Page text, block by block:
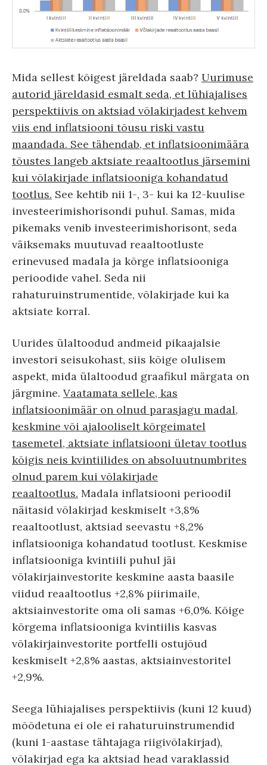
Mida sellest kõigest järeldada saab? Uurimuse
autorid järeldasid esmalt seda, et lühiajalises
perspektiivis on aktsiad võlakirjadest kehvem
viis end inflatsiooni tõusu riski vastu
maandada. See tähendab, et inflatsioonimäära
tõustes langeb aktsiate reaaltootlus järsemini
kui võlakirjade inflatsiooniga kohandatud
tootlus. See kehtib nii 1-, 3- kui ka 12-kuulise
investeerimishorisondi puhul. Samas, mida
pikemaks venib investeerimishorisont, seda
väiksemaks muutuvad reaaltootluste
erinevused madala ja kõrge inflatsiooniga
perioodide vahel. Seda nii
rahaturuinstrumentide, võlakirjade kui ka
aktsiate korral.
Uurides ülaltoodud andmeid pikaajalsie
investori seisukohast, siis kõige olulisem
aspekt, mida ülaltoodud graafikul märgata on
järgmine. Vaatamata sellele, kas
inflatsioonimäär on olnud parasjagu madal,
keskmine või ajalooliselt kõrgeimatel
tasemetel, aktsiate inflatsiooni ületav tootlus
kõigis neis kvintiilides on absoluutnumbrites
olnud parem kui võlakirjade
reaaltootlus. Madala inflatsiooni perioodil
näitasid võlakirjad keskmiselt +3,8%
reaaltootlust, aktsiad seevastu +8,2%
inflatsiooniga kohandatud tootlust. Keskmise
inflatsiooniga kvintiili puhul jäi
võlakirjainvestorite keskmine aasta baasile
viidud reaaltootlus +2,8% piirimaile,
aktsiainvestorite oma oli samas +6,0%. Kõige
kõrgema inflatsiooniga kvintiilis kasvas
võlakirjainvestorite portfelli ostujõud
keskmiselt +2,8% aastas, aktsiainvestoritel
+2,9%.
Seega lühiajalises perspektiivis (kuni 12 kuud)
mõõdetuna ei ole ei rahaturuinstrumendid
(kuni 1-aastase tähtajaga riigivõlakirjad),
võlakirjad ega ka aktsiad head varaklassid